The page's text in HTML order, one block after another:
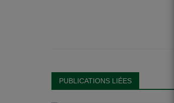
PUBLICATIONS LIÉES